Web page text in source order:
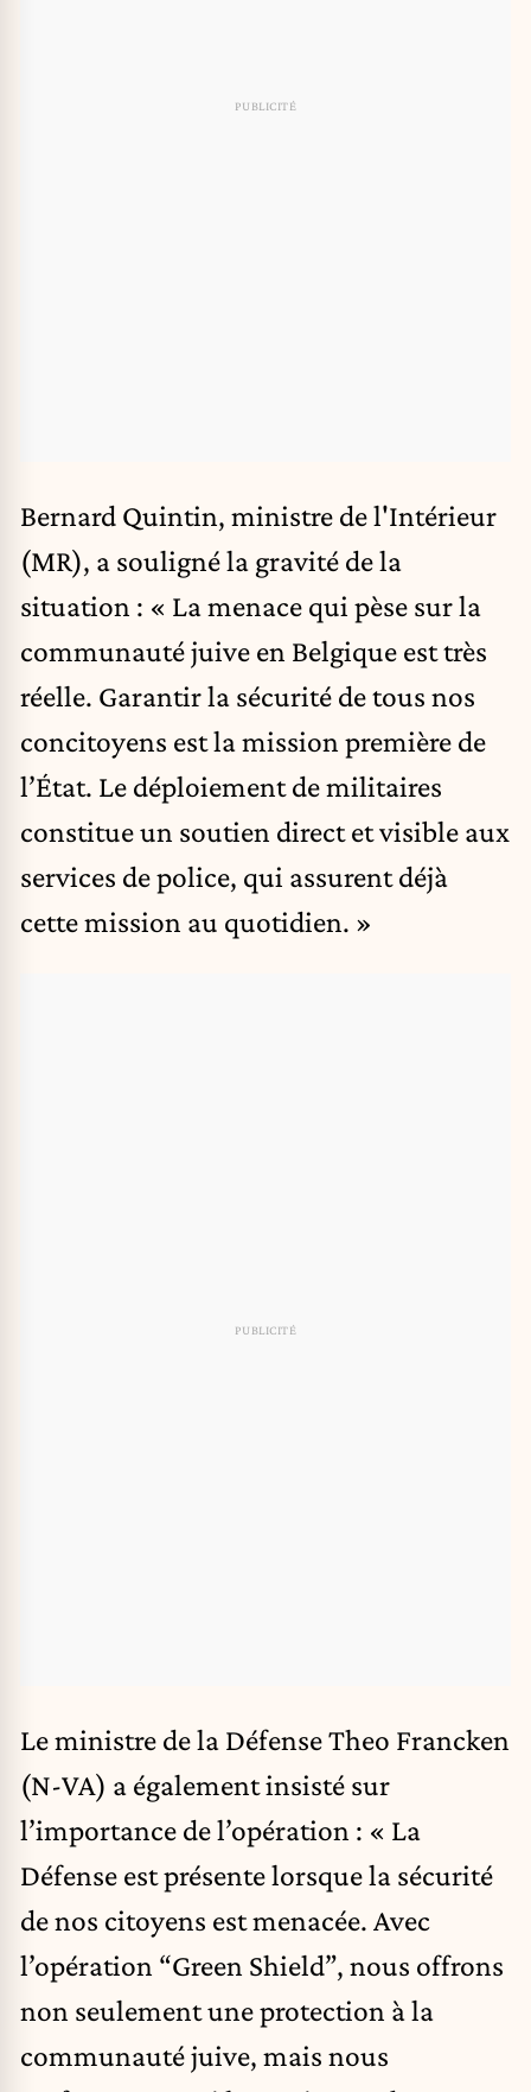
Bernard Quintin, ministre de l'Intérieur
(MR), a souligné la gravité de la
situation : « La menace qui pèse sur la
communauté juive en Belgique est très
réelle. Garantir la sécurité de tous nos
concitoyens est la mission première de
l’État. Le déploiement de militaires
constitue un soutien direct et visible aux
services de police, qui assurent déjà
cette mission au quotidien. »
Le ministre de la Défense Theo Francken
(N-VA) a également insisté sur
l’importance de l’opération : « La
Défense est présente lorsque la sécurité
de nos citoyens est menacée. Avec
l’opération “Green Shield”, nous offrons
non seulement une protection à la
communauté juive, mais nous